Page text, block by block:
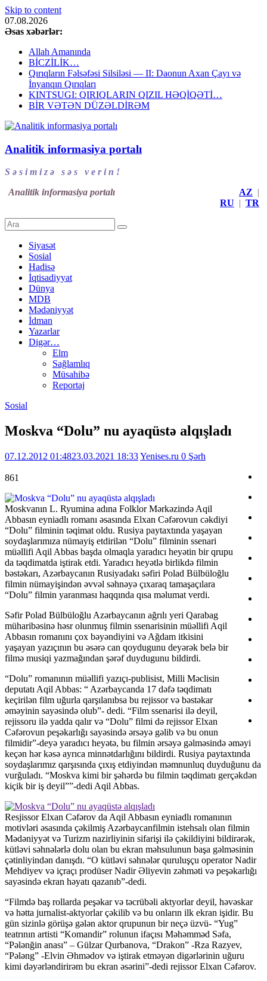
Skip to content
07.08.2026
Əsas xəbərlər:
Allah Amanında
BİCZİLİK…
Qırıqların Fəlsəfəsi Silsiləsi — II: Daonun Axan Çayı və
İnyanqın Qırıqları
KINTSUGI: QIRIQLARIN QIZIL HƏQİQƏTİ…
BİR VƏTƏN DÜZƏLDİRƏM
Analitik informasiya portalı
S ə s i m i z ə s ə s v e r i n !
Analitik informasiya portalı
AZ |
RU | TR
Siyasət
Sosial
Hadisə
İqtisadiyyat
Dünya
MDB
Mədəniyyət
İdman
Yazarlar
Digər…
Elm
Sağlamlıq
Müsahibə
Reportaj
Sosial
Moskva “Dolu” nu ayaqüstə alqışladı
07.12.2012 01:4823.03.2021 18:33Yenises.ru 0 Şərh
861
Moskvanın L. Ryumina adına Folklor Mərkəzində Aqil
Abbasın eyniadlı romanı əsasında Elxan Cəfərovun cəkdiyi
“Dolu” filminin təqimat oldu. Rusiya paytaxtında yaşayan
soydaşlarımıza nümayiş etdirilən “Dolu” filminin ssenari
müəllifi Aqil Abbas başda olmaqla yaradıcı heyətin bir qrupu
da təqdimatda iştirak etdi. Yaradıcı heyətlə birlikdə filmin
bəstəkarı, Azərbaycanın Rusiyadakı səfiri Polad Bülbüloğlu
filmin nümayişindən əvvəl səhnəyə çıxaraq tamaşaçılara
“Dolu” filmin yaranması haqqında qısa məlumat verdi.
Səfir Polad Bülbüloğlu Azərbaycanın ağrılı yeri Qarabag
müharibəsinə həsr olunmuş filmin ssenarisinin müəllifi Aqil
Abbasın romanını çox bəyəndiyini və Ağdam itkisini
yaşayan yazıçının bu əsərə can qoydugunu deyərək belə bir
filmə musiqi yazmağından şərəf duydugunu bildirdi.
“Dolu” romanının müəllifi yazıçı-publisist, Milli Məclisin
deputatı Aqil Abbas: “ Azərbaycanda 17 dəfə təqdimatı
keçirilən film uğurla qarşılanıbsa bu rejissor və bəstəkar
əməyinin sayəsində olub”- dedi. “Film ssenarisi ilə deyil,
rejissoru ilə yadda qalır və “Dolu” filmi də rejissor Elxan
Cəfərovun peşəkarlığı sayəsində ərsəyə gəlib və bu onun
filmidir”-deyə yaradıcı heyətə, bu filmin ərsəyə gəlməsində əməyi
keçən hər kəsə ayrıca minnətdarlığını bildirdi. Rusiya paytaxtında
soydaşlarımız qarşısında çıxış etdiyindən məmnunluq duyduğunu da
vurğuladı. “Moskva kimi bir şəhərdə bu filmin təqdimatı gerçəkdən
kiçik bir iş deyil””-dedi Aqil Abbas.
Resjissor Elxan Cəfərov da Aqil Abbasın eyniadlı romanının
motivləri əsasında çəkilmiş Azərbaycanfilmin istehsalı olan filmin
Mədəniyyət və Turizm nazirliyinin sifarişi ilə çəkildiyini bildirərək,
kütləvi səhnələrlə dolu olan bu ekran məhsulunun başa gəlməsinin
çətinliyindən danışdı. “O kütləvi səhnələr quruluşçu operator Nadir
Mehdiyev və içraçı prodüser Nadir Əliyevin zəhməti və peşəkarlığı
sayəsində ekran həyatı qazanıb”-dedi.
“Filmdə baş rollarda peşəkar və təcrübəli aktyorlar deyil, həvəskar
və hətta jurnalist-aktyorlar çəkilib və bu onların ilk ekran işidir. Bu
gün sizinlə görüşə gələn aktor qrupunun bir neçə üzvü- “Yug”
teatrının artisti “Komandir” rolunun ifaçısı Məhəmməd Səfa,
“Pələnğin anası” – Gülzar Qurbanova, “Drakon” -Rza Razyev,
“Pələng” -Elvin Əhmədov və iştirak etməyən digərlərinin uğuru
kimi dəyərləndirirəm bu ekran əsərini”-dedi rejissor Elxan Cəfərov.